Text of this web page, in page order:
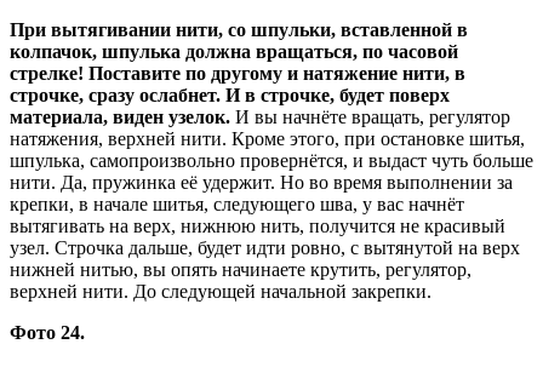
При вытягивании нити, со шпульки, вставленной в
колпачок, шпулька должна вращаться, по часовой
стрелке! Поставите по другому и натяжение нити, в
строчке, сразу ослабнет. И в строчке, будет поверх
материала, виден узелок. И вы начнёте вращать, регулятор
натяжения, верхней нити. Кроме этого, при остановке шитья,
шпулька, самопроизвольно провернётся, и выдаст чуть больше
нити. Да, пружинка её удержит. Но во время выполнении за
крепки, в начале шитья, следующего шва, у вас начнёт
вытягивать на верх, нижнюю нить, получится не красивый
узел. Строчка дальше, будет идти ровно, с вытянутой на верх
нижней нитью, вы опять начинаете крутить, регулятор,
верхней нити. До следующей начальной закрепки.
Фото 24.